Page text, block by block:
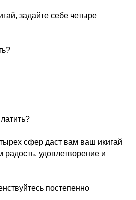
задайте себе четыре
сфер даст вам ваш икигай
радость, удовлетворение и
постепенно